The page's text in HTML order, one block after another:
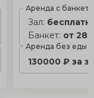
Аренда с
Зал:
Банкет: от
Аренда без еды
130000 ₽ за